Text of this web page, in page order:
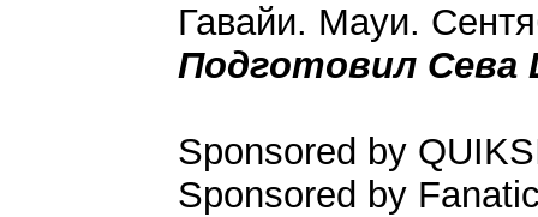
Гавайи. Мауи.
Подготовил Сева
Sponsored by
Sponsored by